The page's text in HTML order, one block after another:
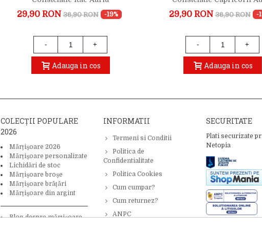
29,90 RON 36,90 RON -19%
- +
Adauga in cos
29,90 RON 36,90 RON -
- +
Adauga in cos
COLECȚII POPULARE
2026
Mărțișoare 2026
Mărțișoare personalizate
Lichidări de stoc
Mărțișoare broșe
Mărțișoare brățări
Mărțișoare din argint
Blog despre mărțișoare –
INFORMATII
Termeni si Conditii
Politica de
Confidentialitate
Politica Cookies
Cum cumpar?
Cum returnez?
ANPC
SECURITATE
Plati securizate
Netopia